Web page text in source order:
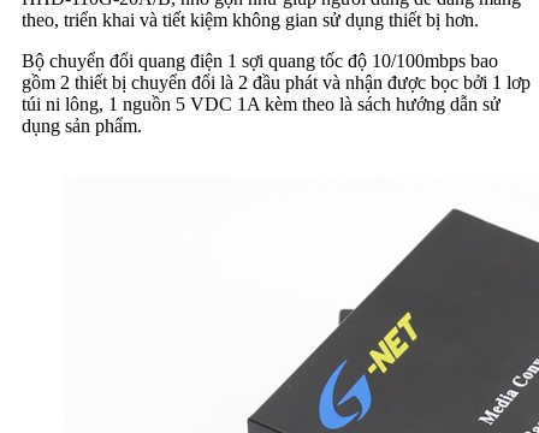
theo, triển khai và tiết kiệm không gian sử dụng thiết bị hơn.
Bộ chuyển đổi quang điện 1 sợi quang tốc độ 10/100mbps bao
gồm 2 thiết bị chuyển đổi là 2 đầu phát và nhận được bọc bởi 1 lơp
túi ni lông, 1 nguồn 5 VDC 1A kèm theo là sách hướng dẫn sử
dụng sản phẩm.